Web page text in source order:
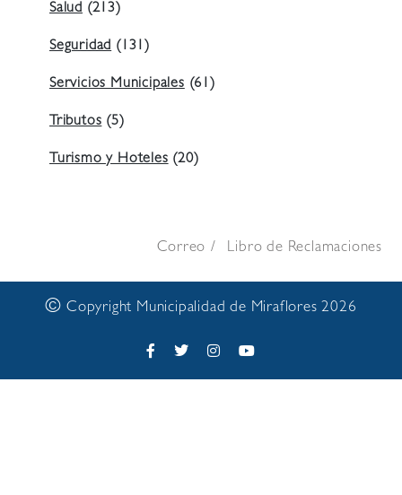
Salud (213)
Seguridad (131)
Servicios Municipales (61)
Tributos (5)
Turismo y Hoteles (20)
Correo Libro de Reclamaciones
© Copyright Municipalidad de Miraflores 2026